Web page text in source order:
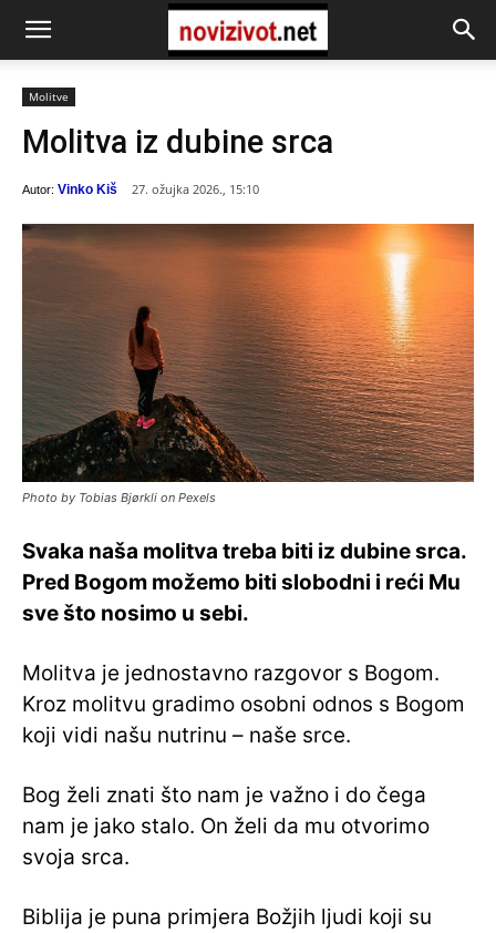
Molitve
Molitva iz dubine srca
Autor: Vinko Kiš 27. ožujka 2026., 15:10
Photo by Tobias Bjørkli on Pexels
Svaka naša molitva treba biti iz dubine srca.
Pred Bogom možemo biti slobodni i reći Mu
sve što nosimo u sebi.
Molitva je jednostavno razgovor s Bogom.
Kroz molitvu gradimo osobni odnos s Bogom
koji vidi našu nutrinu – naše srce.
Bog želi znati što nam je važno i do čega
nam je jako stalo. On želi da mu otvorimo
svoja srca.
Biblija je puna primjera Božjih ljudi koji su